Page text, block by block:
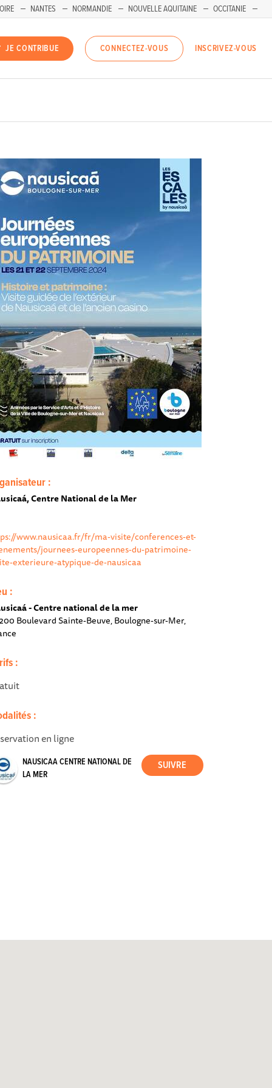
NANTES NORMANDIE NOUVELLE AQUITAINE
OCCITANIE
JE CONTRIBUE CONNECTEZ-VOUS INSCRIVEZ-VOUS
:
Centre National de la Mer
www.nausicaa.fr/fr/ma-visite/conferences-et-
journees-europeennes-du-patrimoine-
exterieure-atypique-de-nausicaa
:
- Centre national de la mer
Boulevard Sainte-Beuve, Boulogne-sur-Mer,
:
:
en ligne
NAUSICAA CENTRE NATIONAL DE
LA MER